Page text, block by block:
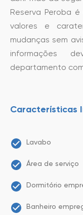
Reserva Peroba
valores e
mudanças sem
informações
departamento
Características
Lavabo
Área de serviço
Dormitório
Banheiro